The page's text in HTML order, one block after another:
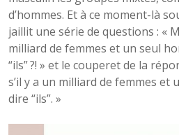
d’hommes. Et à ce moment-là
jaillit une série de questions : «
milliard de femmes et un seul
“ils” ?! » et le couperet de la
s’il y a un milliard de femmes et
dire “ils”. »